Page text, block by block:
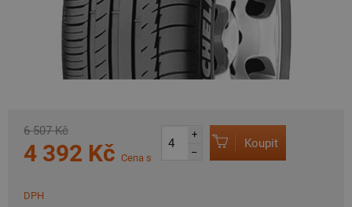
6 507 Kč
4 392 Kč Cena s
DPH
+
–
Koupit